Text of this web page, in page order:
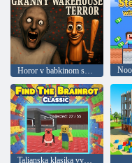
Horor v babkinom sklade
Talianska klasika vyhľadávania Brainrot